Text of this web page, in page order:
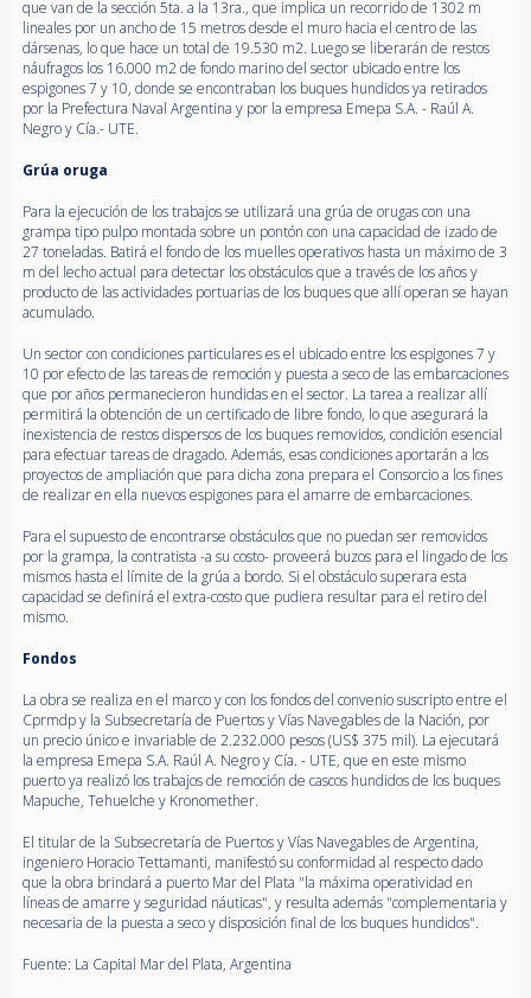
que van de la sección 5ta. a la 13ra., que implica un recorrido de 1302 m
lineales por un ancho de 15 metros desde el muro hacia el centro de las
dársenas, lo que hace un total de 19.530 m2. Luego se liberarán de restos
náufragos los 16.000 m2 de fondo marino del sector ubicado entre los
espigones 7 y 10, donde se encontraban los buques hundidos ya retirados
por la Prefectura Naval Argentina y por la empresa Emepa S.A. - Raúl A.
Negro y Cía.- UTE.
Grúa oruga
Para la ejecución de los trabajos se utilizará una grúa de orugas con una
grampa tipo pulpo montada sobre un pontón con una capacidad de izado de
27 toneladas. Batirá el fondo de los muelles operativos hasta un máximo de 3
m del lecho actual para detectar los obstáculos que a través de los años y
producto de las actividades portuarias de los buques que allí operan se hayan
acumulado.
Un sector con condiciones particulares es el ubicado entre los espigones 7 y
10 por efecto de las tareas de remoción y puesta a seco de las embarcaciones
que por años permanecieron hundidas en el sector. La tarea a realizar allí
permitirá la obtención de un certificado de libre fondo, lo que asegurará la
inexistencia de restos dispersos de los buques removidos, condición esencial
para efectuar tareas de dragado. Además, esas condiciones aportarán a los
proyectos de ampliación que para dicha zona prepara el Consorcio a los fines
de realizar en ella nuevos espigones para el amarre de embarcaciones.
Para el supuesto de encontrarse obstáculos que no puedan ser removidos
por la grampa, la contratista -a su costo- proveerá buzos para el lingado de los
mismos hasta el límite de la grúa a bordo. Si el obstáculo superara esta
capacidad se definirá el extra-costo que pudiera resultar para el retiro del
mismo.
Fondos
La obra se realiza en el marco y con los fondos del convenio suscripto entre el
Cprmdp y la Subsecretaría de Puertos y Vías Navegables de la Nación, por
un precio único e invariable de 2.232.000 pesos (US$ 375 mil). La ejecutará
la empresa Emepa S.A. Raúl A. Negro y Cía. - UTE, que en este mismo
puerto ya realizó los trabajos de remoción de cascos hundidos de los buques
Mapuche, Tehuelche y Kronomether.
El titular de la Subsecretaría de Puertos y Vías Navegables de Argentina,
ingeniero Horacio Tettamanti, manifestó su conformidad al respecto dado
que la obra brindará a puerto Mar del Plata "la máxima operatividad en
líneas de amarre y seguridad náuticas", y resulta además "complementaria y
necesaria de la puesta a seco y disposición final de los buques hundidos".
Fuente: La Capital Mar del Plata, Argentina